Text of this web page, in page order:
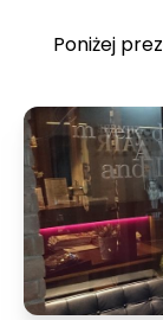
Poniżej